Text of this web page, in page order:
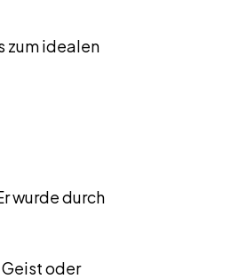
zum idealen
wurde durch
oder